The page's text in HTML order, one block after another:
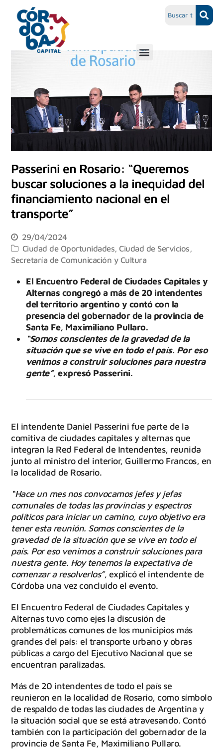
Passerini en Rosario: “Queremos
buscar soluciones a la inequidad del
financiamiento nacional en el
transporte”
29/04/2024
Ciudad de Oportunidades ,Ciudad de Servicios
Secretaría de Comunicación y Cultura
El Encuentro Federal de Ciudades Capitales y
Alternas congregó a más de 20 intendentes
del territorio argentino y contó con la
presencia del gobernador de la provincia de
Santa Fe, Maximiliano Pullaro.
“Somos conscientes de la gravedad de la
situación que se vive en todo el país. Por eso
venimos a construir soluciones para nuestra
gente”, expresó Passerini.
El intendente Daniel Passerini fue parte de la
comitiva de ciudades capitales y alternas que
integran la Red Federal de Intendentes, reunida
junto al ministro del interior, Guillermo Francos, en
la localidad de Rosario.
“Hace un mes nos convocamos jefes y jefas
comunales de todas las provincias y espectros
políticos para iniciar un camino, cuyo objetivo era
tener esta reunión. Somos conscientes de la
gravedad de la situación que se vive en todo el
país. Por eso venimos a construir soluciones para
nuestra gente. Hoy tenemos la expectativa de
comenzar a resolverlos”, explicó el intendente de
Córdoba una vez concluido el evento.
El Encuentro Federal de Ciudades Capitales y
Alternas tuvo como ejes la discusión de
problemáticas comunes de los municipios más
grandes del país: el transporte urbano y obras
públicas a cargo del Ejecutivo Nacional que se
encuentran paralizadas.
Más de 20 intendentes de todo el país se
reunieron en la localidad de Rosario, como símbolo
de respaldo de todas las ciudades de Argentina y
la situación social que se está atravesando. Contó
también con la participación del gobernador de la
provincia de Santa Fe, Maximiliano Pullaro.